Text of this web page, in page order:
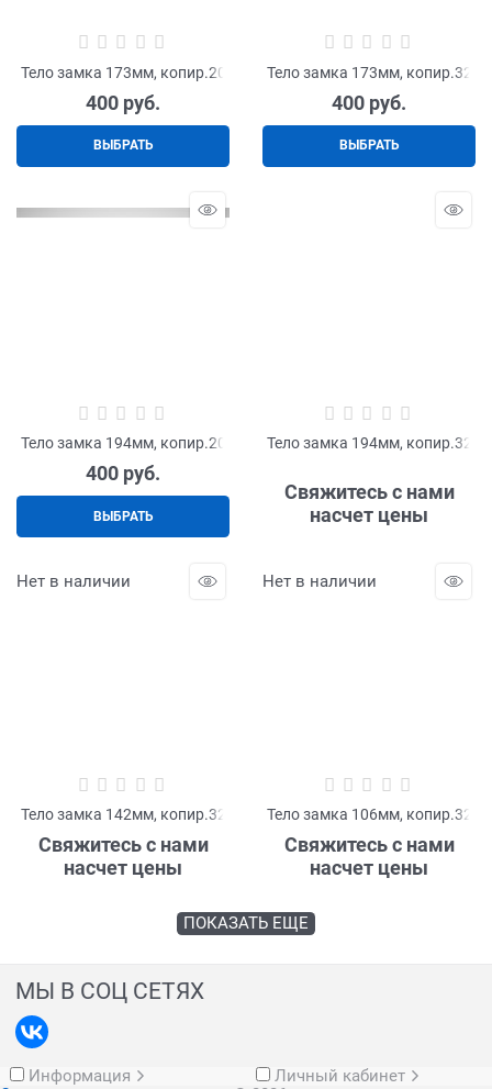
Тело замка 173мм, копир.20
400 руб.
ВЫБРАТЬ
Тело замка 173мм, копир.32
400 руб.
ВЫБРАТЬ
Тело замка 194мм, копир.20
400 руб.
ВЫБРАТЬ
Тело замка 194мм, копир.32
Свяжитесь с нами
насчет цены
Нет в наличии
Тело замка 142мм, копир.32
Свяжитесь с нами
насчет цены
Нет в наличии
Тело замка 106мм, копир.32
Свяжитесь с нами
насчет цены
ПОКАЗАТЬ ЕЩЕ
МЫ В СОЦ СЕТЯХ
Информация
Личный кабинет